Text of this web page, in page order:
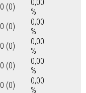
0 (0)
0,00
%
0 (0)
0,00
%
0 (0)
0,00
%
0 (0)
0,00
%
0 (0)
0,00
%